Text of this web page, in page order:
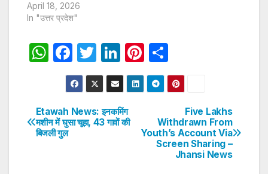
April 18, 2026
In "उत्तर प्रदेश"
W
s
A
F
a
c
e
b
T
w
itt
er
Li
n
k
e
dI
Pi
nt
er
st
h
ar
Post
navigation
Five Lakhs
Withdrawn From
Youth’s Account Via
Screen Sharing –
Jhansi News
Etawah News: इनकमिंग
मशीन में घुसा चूहा, 43 गावों की
बिजली गुल